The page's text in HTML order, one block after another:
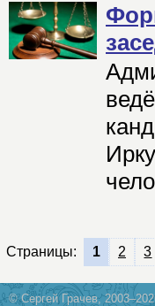
Страницы: 1 2 3
© Сергей Грачев,